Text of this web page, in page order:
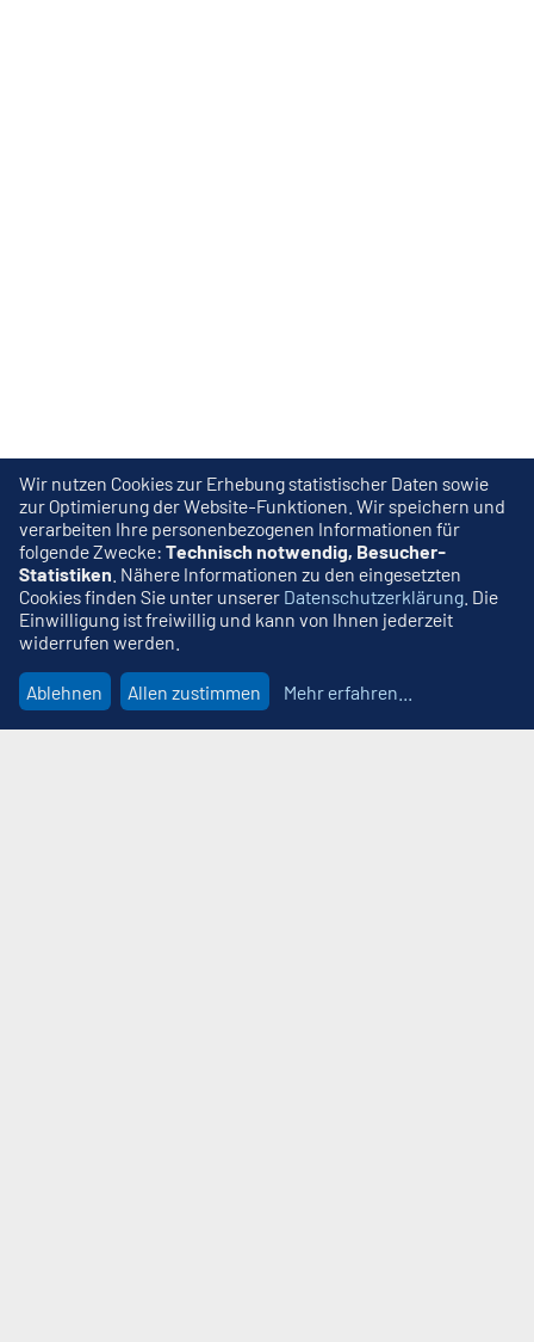
Wir nutzen Cookies zur Erhebung statistischer Daten sowie
zur Optimierung der Website-Funktionen. Wir speichern und
verarbeiten Ihre personenbezogenen Informationen für
folgende Zwecke: Technisch notwendig, Besucher-
Statistiken . Nähere Informationen zu den eingesetzten
Cookies finden Sie unter unserer Datenschutzerklärung . Die
Einwilligung ist freiwillig und kann von Ihnen jederzeit
widerrufen werden.
Ablehnen Allen zustimmen Mehr erfahren